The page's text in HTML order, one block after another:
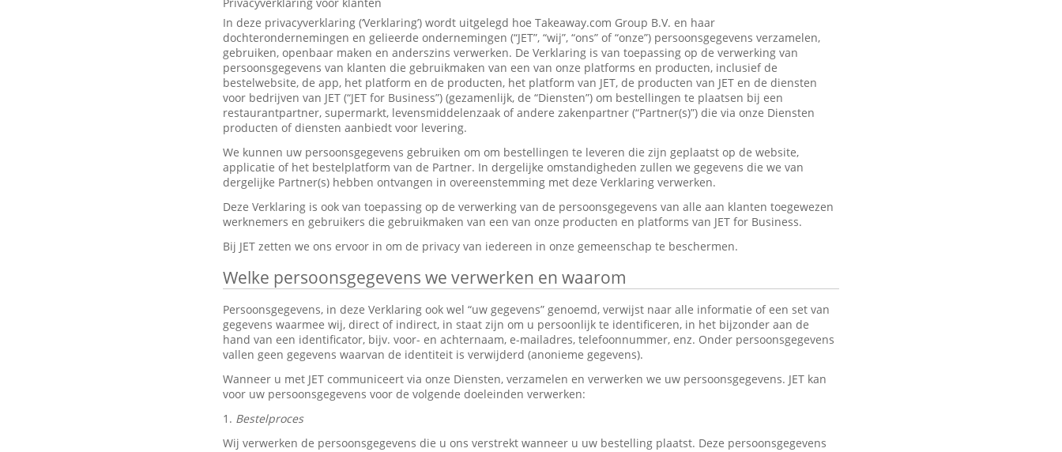
In deze privacyverklaring (‘Verklaring’) wordt uitgelegd hoe Takeaway.com Group B.V. en haar
dochterondernemingen en gelieerde ondernemingen (“JET”, “wij”, “ons” of “onze”) persoonsgegevens verzamelen,
gebruiken, openbaar maken en anderszins verwerken. De Verklaring is van toepassing op de verwerking van
persoonsgegevens van klanten die gebruikmaken van een van onze platforms en producten, inclusief de
bestelwebsite, de app, het platform en de producten, het platform van JET, de producten van JET en de diensten
voor bedrijven van JET (“JET for Business”) (gezamenlijk, de “Diensten”) om bestellingen te plaatsen bij een
restaurantpartner, supermarkt, levensmiddelenzaak of andere zakenpartner (“Partner(s)”) die via onze Diensten
producten of diensten aanbiedt voor levering.
We kunnen uw persoonsgegevens gebruiken om om bestellingen te leveren die zijn geplaatst op de website,
applicatie of het bestelplatform van de Partner. In dergelijke omstandigheden zullen we gegevens die we van
dergelijke Partner(s) hebben ontvangen in overeenstemming met deze Verklaring verwerken.
Deze Verklaring is ook van toepassing op de verwerking van de persoonsgegevens van alle aan klanten toegewezen
werknemers en gebruikers die gebruikmaken van een van onze producten en platforms van JET for Business.
Bij JET zetten we ons ervoor in om de privacy van iedereen in onze gemeenschap te beschermen.
Welke persoonsgegevens we verwerken en waarom
Persoonsgegevens, in deze Verklaring ook wel “uw gegevens” genoemd, verwijst naar alle informatie of een set van
gegevens waarmee wij, direct of indirect, in staat zijn om u persoonlijk te identificeren, in het bijzonder aan de
hand van een identificator, bijv. voor- en achternaam, e-mailadres, telefoonnummer, enz. Onder persoonsgegevens
vallen geen gegevens waarvan de identiteit is verwijderd (anonieme gegevens).
Wanneer u met JET communiceert via onze Diensten, verzamelen en verwerken we uw persoonsgegevens. JET kan
voor uw persoonsgegevens voor de volgende doeleinden verwerken:
1. Bestelproces
Wij verwerken de persoonsgegevens die u ons verstrekt wanneer u uw bestelling plaatst. Deze persoonsgegevens